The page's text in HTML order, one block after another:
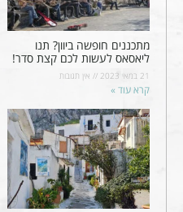
מתכננים חופשה ביוון? תנו
ליאסאס לעשות לכם קצת סדר!
21 במאי 2023 אין תגובות
קרא עוד »